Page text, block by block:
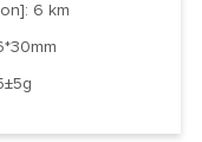
6 km